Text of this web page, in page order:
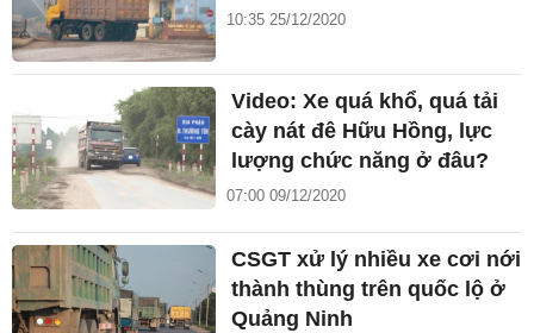
10:35 25/12/2020
Video: Xe quá khổ, quá tải
cày nát đê Hữu Hồng, lực
lượng chức năng ở đâu?
07:00 09/12/2020
CSGT xử lý nhiều xe cơi nới
thành thùng trên quốc lộ ở
Quảng Ninh